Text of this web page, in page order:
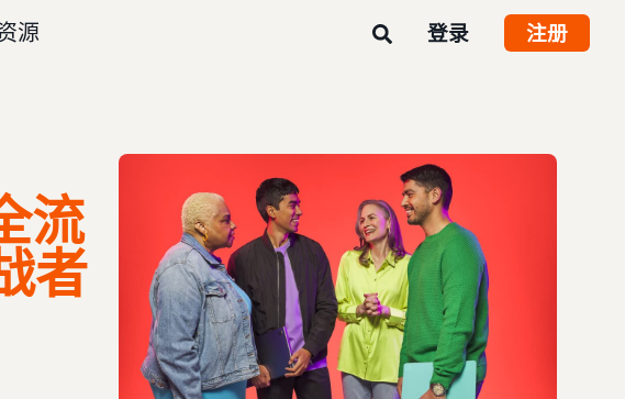
源 登录 注册
流
者